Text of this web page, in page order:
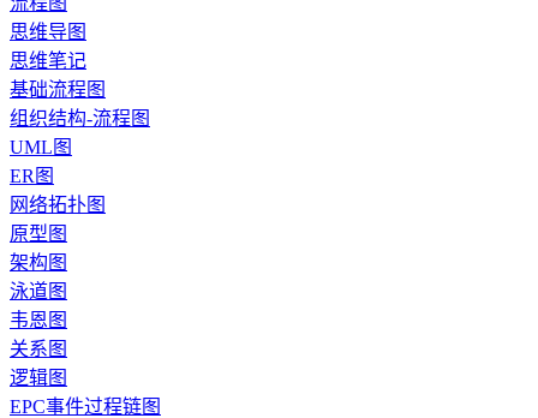
思维导图
思维笔记
基础流程图
组织结构-流程图
UML图
ER图
网络拓扑图
原型图
架构图
泳道图
韦恩图
关系图
逻辑图
EPC事件过程链图